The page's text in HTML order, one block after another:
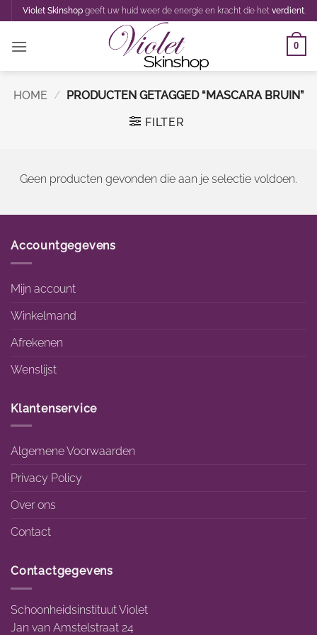
naar
inhoud
Violet Skinshopgeeft uw huid weer de energie en kracht die het verdient.
0
HOME / PRODUCTEN GETAGGED “MASCARA BRUIN”
FILTER
Geen producten gevonden die aan je selectie voldoen.
Accountgegevens
Mijn account
Winkelmand
Afrekenen
Wenslijst
Klantenservice
Algemene Voorwaarden
Privacy Policy
Over ons
Contact
Contactgegevens
Schoonheidsinstituut Violet
Jan van Amstelstraat 24